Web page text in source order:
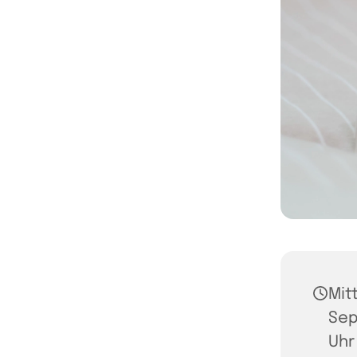
Uhr